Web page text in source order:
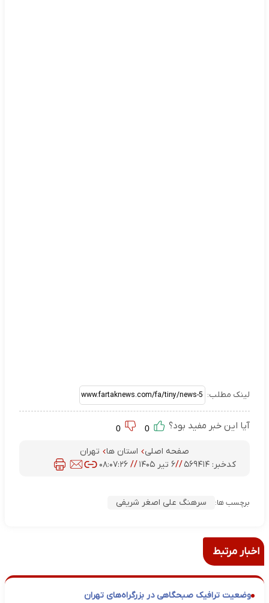
لینک مطلب:
آیا این خبر مفید بود؟
صفحه اصلی استان ها
تهران
کدخبر: ۵۶۹۴۱۴ //۶ تیر ۱۴۰۵ // ۰۸:۰۷:۲۶
برچسب ها: سرهنگ علی اصغر شریفی
اخبار مرتبط
وضعیت ترافیک صبحگاهی در بزرگراه‌های تهران